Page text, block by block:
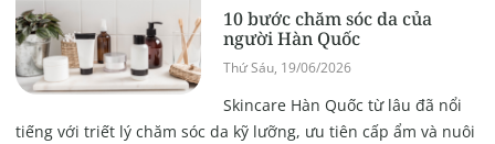
10 bước chăm sóc da của
người Hàn Quốc
Thứ Sáu, 19/06/2026
Skincare Hàn Quốc từ lâu đã nổi
tiếng với triết lý chăm sóc da kỹ lưỡng, ưu tiên cấp ẩm và nuôi